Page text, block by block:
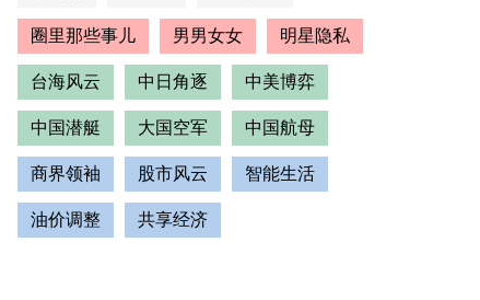
圈里那些事儿 男男女女 明星隐私
台海风云 中日角逐 中美博弈
中国潜艇 大国空军 中国航母
商界领袖 股市风云 智能生活
油价调整 共享经济